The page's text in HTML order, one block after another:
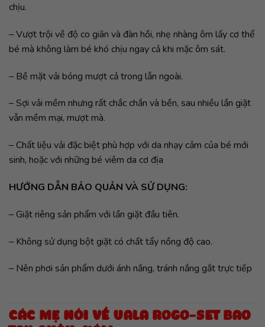
chịu.
– Vượt trội về độ co giãn và đàn hồi, nhẹ nhàng ôm lấy cơ thể
bé mà không làm bé khó chịu ngay cả khi mặc ôm sát.
– Bề mặt vải bóng mượt cả trong lẫn ngoài.
– Sợi vải mềm nhưng rất chắc chắn và bền, sau nhiều lần giặt
vẫn mềm mại, mượt mà.
– Chất liệu vải đặc biệt phù hợp với da nhạy cảm của bé mới
sinh, hoặc với những bé viêm da cơ địa
HƯỚNG DẪN BẢO QUẢN VÀ SỬ DỤNG:
– Giặt riêng sản phẩm với lần giặt đầu tiên.
– Không sử dụng bột giặt có chất tẩy nồng độ cao.
– Nên phơi sản phẩm dưới ánh nắng, tránh nắng gắt trực tiếp
CÁC MẸ NÓI VỀ UALA ROGO-SET BAO